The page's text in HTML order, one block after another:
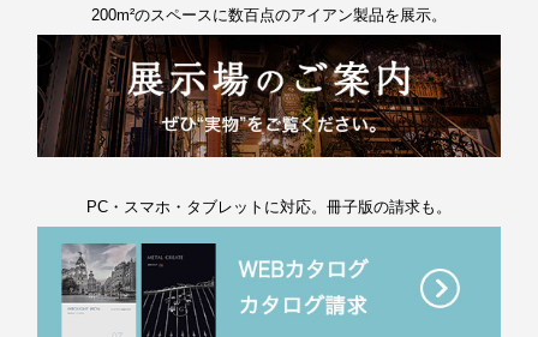
200m²のスペースに数百点のアイアン製品を展示。
PC・スマホ・タブレットに対応。冊子版の請求も。